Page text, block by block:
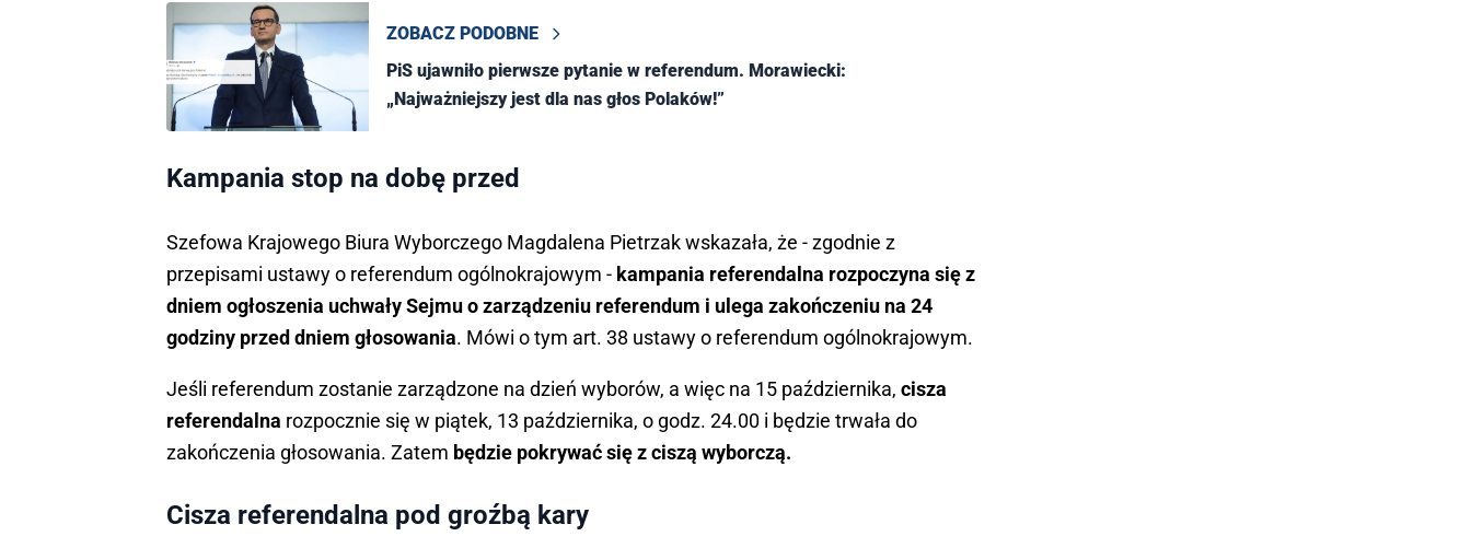
ZOBACZ PODOBNE
PiS ujawniło pierwsze pytanie w referendum. Morawiecki:
„Najważniejszy jest dla nas głos Polaków!”
Kampania stop na dobę przed
Szefowa Krajowego Biura Wyborczego Magdalena Pietrzak wskazała, że - zgodnie z
przepisami ustawy o referendum ogólnokrajowym - kampania referendalna rozpoczyna się z
dniem ogłoszenia uchwały Sejmu o zarządzeniu referendum i ulega zakończeniu na 24
godziny przed dniem głosowania. Mówi o tym art. 38 ustawy o referendum ogólnokrajowym.
Jeśli referendum zostanie zarządzone na dzień wyborów, a więc na 15 października, cisza
referendalna rozpocznie się w piątek, 13 października, o godz. 24.00 i będzie trwała do
zakończenia głosowania. Zatem będzie pokrywać się z ciszą wyborczą.
Cisza referendalna pod groźbą kary